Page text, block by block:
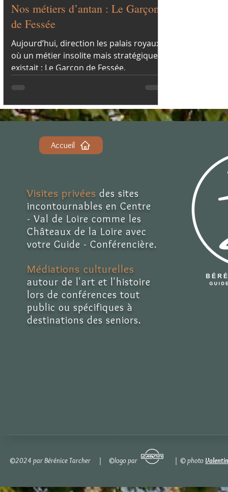
Nos métiers d’antan : Le Garçon
de Fessée
Aujourd’hui, direction les palais royaux,
où un métier insolite mais stratégique
existait : Le Garçon de Fessée.
Accueil
Visites privées des sites
incontournables en Centre
- Val de Loire comme les
Châteaux de la Loire avec
votre Guide - Conférencière.
Médiations culturelles
autour de l'art et l'histoire
lors de conférences tout
public ou spécifiques à
destinations des seniors.
©2024 par Bérénice Tarcher | ©logo par | © photo